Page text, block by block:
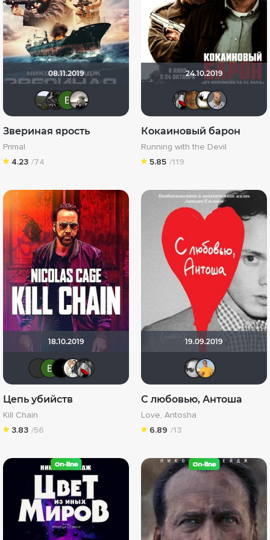
08.11.2019
demonshadow
Виктория Данилевская
Звериная ярость
Primal
4.23 /74
24.10.2019
Кокаиновый барон
Running with the Devil
5.85 /119
18.10.2019
Эши Слэши
Виктория Данилевская
Сергей Лисицкий
Мышь Белая
Цепь убийств
Kill Chain
3.83 /56
19.09.2019
С любовью, Антоша
Love, Antosha
6.89 /13